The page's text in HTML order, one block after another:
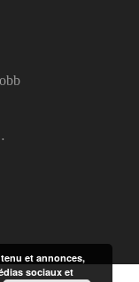
et annonces,
sociaux et